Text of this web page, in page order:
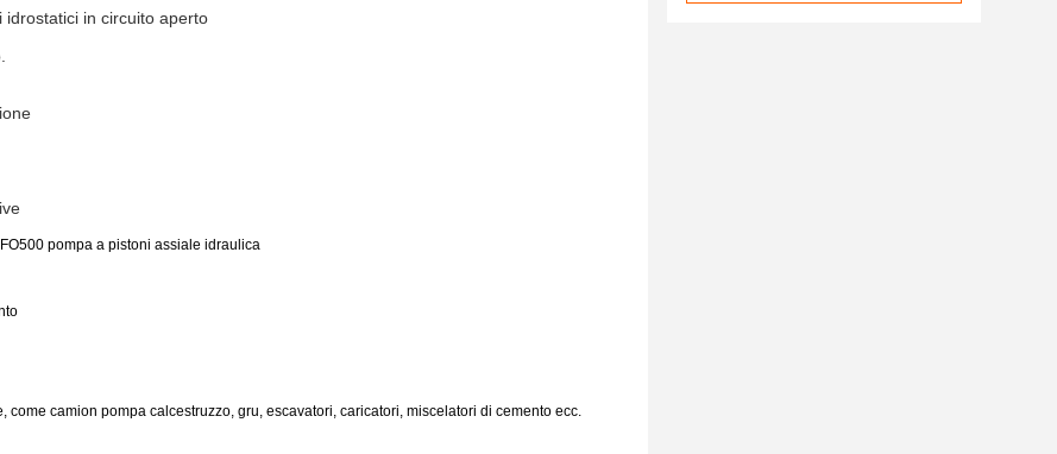
in circuito aperto
pompa a pistoni assiale idraulica
camion pompa calcestruzzo, gru, escavatori, caricatori, miscelatori di cemento ecc.